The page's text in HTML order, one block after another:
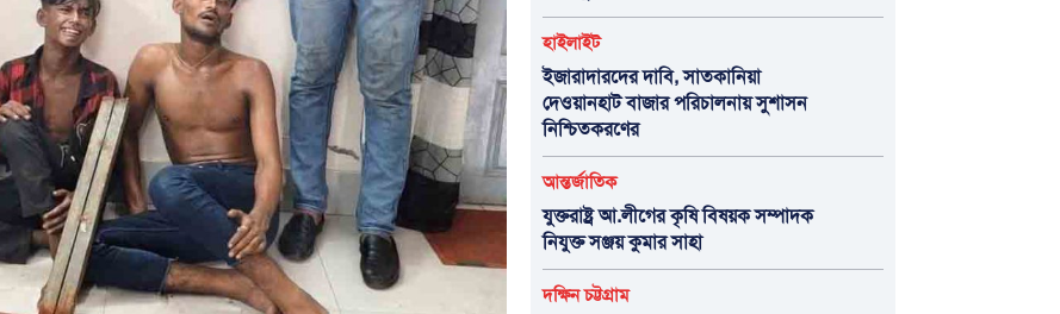
হাইলাইট
ইজারাদারদের দাবি, সাতকানিয়া
দেওয়ানহাট বাজার পরিচালনায় সুশাসন
নিশ্চিতকরণের
আন্তর্জাতিক
যুক্তরাষ্ট্র আ.লীগের কৃষি বিষয়ক সম্পাদক
নিযুক্ত সঞ্জয় কুমার সাহা
দক্ষিন চট্টগ্রাম